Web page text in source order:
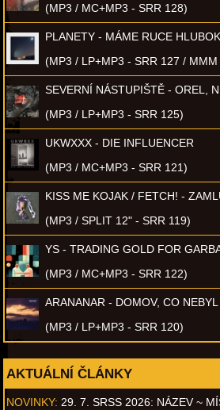
(MP3 / MC+MP3 - SRR 128)
PLANETY - MÁME RUCE
(MP3 / LP+MP3 - SRR 127 / MMM
SEVERNÍ NÁSTUPIŠTĚ - OREL,
(MP3 / LP+MP3 - SRR 125)
UKWXXX - DIE INFLUENCER
(MP3 / MC+MP3 - SRR 121)
KISS ME KOJAK / FETCH! -
(MP3 / SPLIT 12" - SRR 119)
YS - TRADING GOLD FOR
(MP3 / MC+MP3 - SRR 122)
ARANANAR - DOMOV, CO NEBYL
(MP3 / LP+MP3 - SRR 120)
AKTUÁLNÍ ČLÁNKY
NOVINKY: 29. 7. SRSS 2026: NÁZEV ~